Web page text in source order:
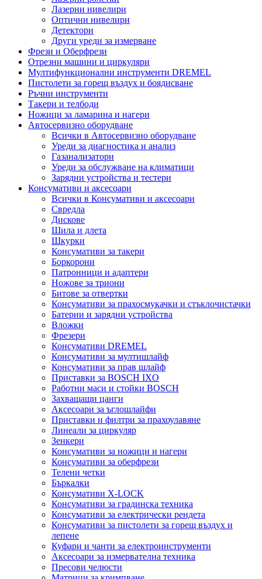
Лазерни нивелири
Оптични нивелири
Детектори
Други уреди за измерване
Фрези и Оберфрези
Отрезни машини и циркуляри
Мултифункционални инструменти DREMEL
Пистолети за горещ въздух и боядисване
Ръчни инструменти
Такери и телбоди
Ножици за ламарина и нагери
Автосервизно оборудване
Всички в Автосервизно оборудване
Уреди за диагностика и анализ
Газанализатори
Уреди за обслужване на климатици
Зарядни устройства и тестери
Консумативи и аксесоари
Всички в Консумативи и аксесоари
Свредла
Дискове
Шила и длета
Шкурки
Консумативи за такери
Боркорони
Патронници и адаптери
Ножове за триони
Битове за отвертки
Консумативи за прахосмукачки и стъклочистачки
Батерии и зарядни устройства
Вложки
Фрезери
Консумативи DREMEL
Консумативи за мултишлайф
Консумативи за прав шлайф
Приставки за BOSCH IXO
Работни маси и стойки BOSCH
Захващащи цанги
Аксесоари за ъглошлайфи
Приставки и филтри за прахоулавяне
Линеали за циркуляр
Зенкери
Консумативи за ножици и нагери
Консумативи за оберфрези
Телени четки
Бъркалки
Консумативи X-LOCK
Консумативи за градинска техника
Консумативи за електрически рендета
Консумативи за пистолети за горещ въздух и
лепене
Куфари и чанти за електроинструменти
Аксесоари за измервателна техника
Пресови челюсти